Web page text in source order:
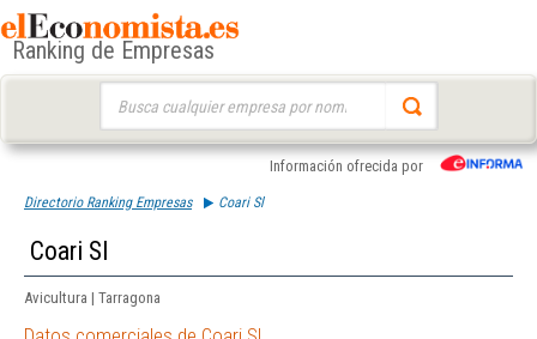
Ranking de Empresas
Información ofrecida por
Directorio Ranking Empresas Coari Sl
Coari Sl
Avicultura | Tarragona